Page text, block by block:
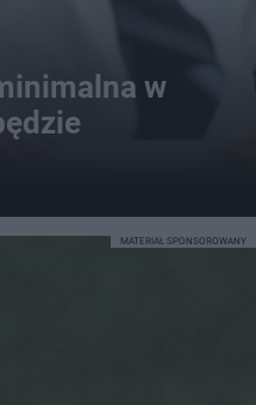
w
MATERIAŁ SPONSOROWANY